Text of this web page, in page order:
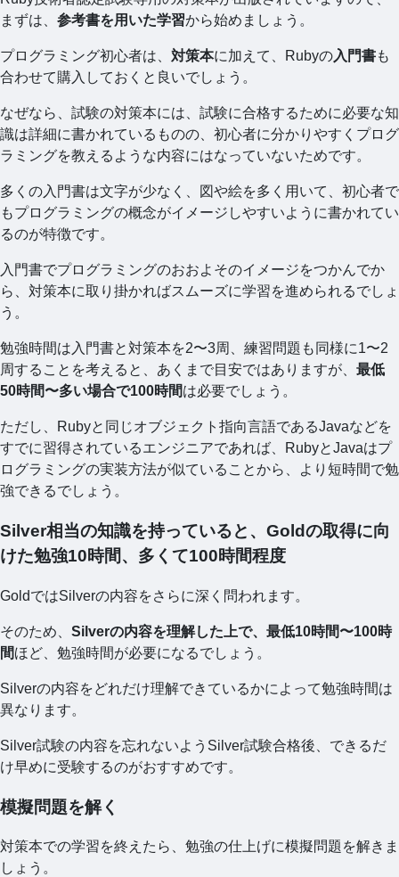
まずは、 参考書を用いた学習から始めましょう。
プログラミング初心者は、 対策本に加えて、Rubyの入門書も
合わせて購入しておくと良いでしょう。
なぜなら、試験の対策本には、試験に合格するために必要な知
識は詳細に書かれているものの、初心者に分かりやすくプログ
ラミングを教えるような内容にはなっていないためです。
多くの入門書は文字が少なく、図や絵を多く用いて、初心者で
もプログラミングの概念がイメージしやすいように書かれてい
るのが特徴です。
入門書でプログラミングのおおよそのイメージをつかんでか
ら、対策本に取り掛かればスムーズに学習を進められるでしょ
う。
勉強時間は入門書と対策本を2〜3周、練習問題も同様に1〜2
周することを考えると、あくまで目安ではありますが、 最低
50時間〜多い場合で100時間は必要でしょう。
ただし、Rubyと同じオブジェクト指向言語であるJavaなどを
すでに習得されているエンジニアであれば、RubyとJavaはプ
ログラミングの実装方法が似ていることから、より短時間で勉
強できるでしょう。
Silver相当の知識を持っていると、Goldの取得に向
けた勉強10時間、多くて100時間程度
GoldではSilverの内容をさらに深く問われます。
そのため、 Silverの内容を理解した上で、最低10時間〜100時
間ほど、勉強時間が必要になるでしょう。
Silverの内容をどれだけ理解できているかによって勉強時間は
異なります。
Silver試験の内容を忘れないようSilver試験合格後、できるだ
け早めに受験するのがおすすめです。
模擬問題を解く
対策本での学習を終えたら、勉強の仕上げに模擬問題を解きま
しょう。